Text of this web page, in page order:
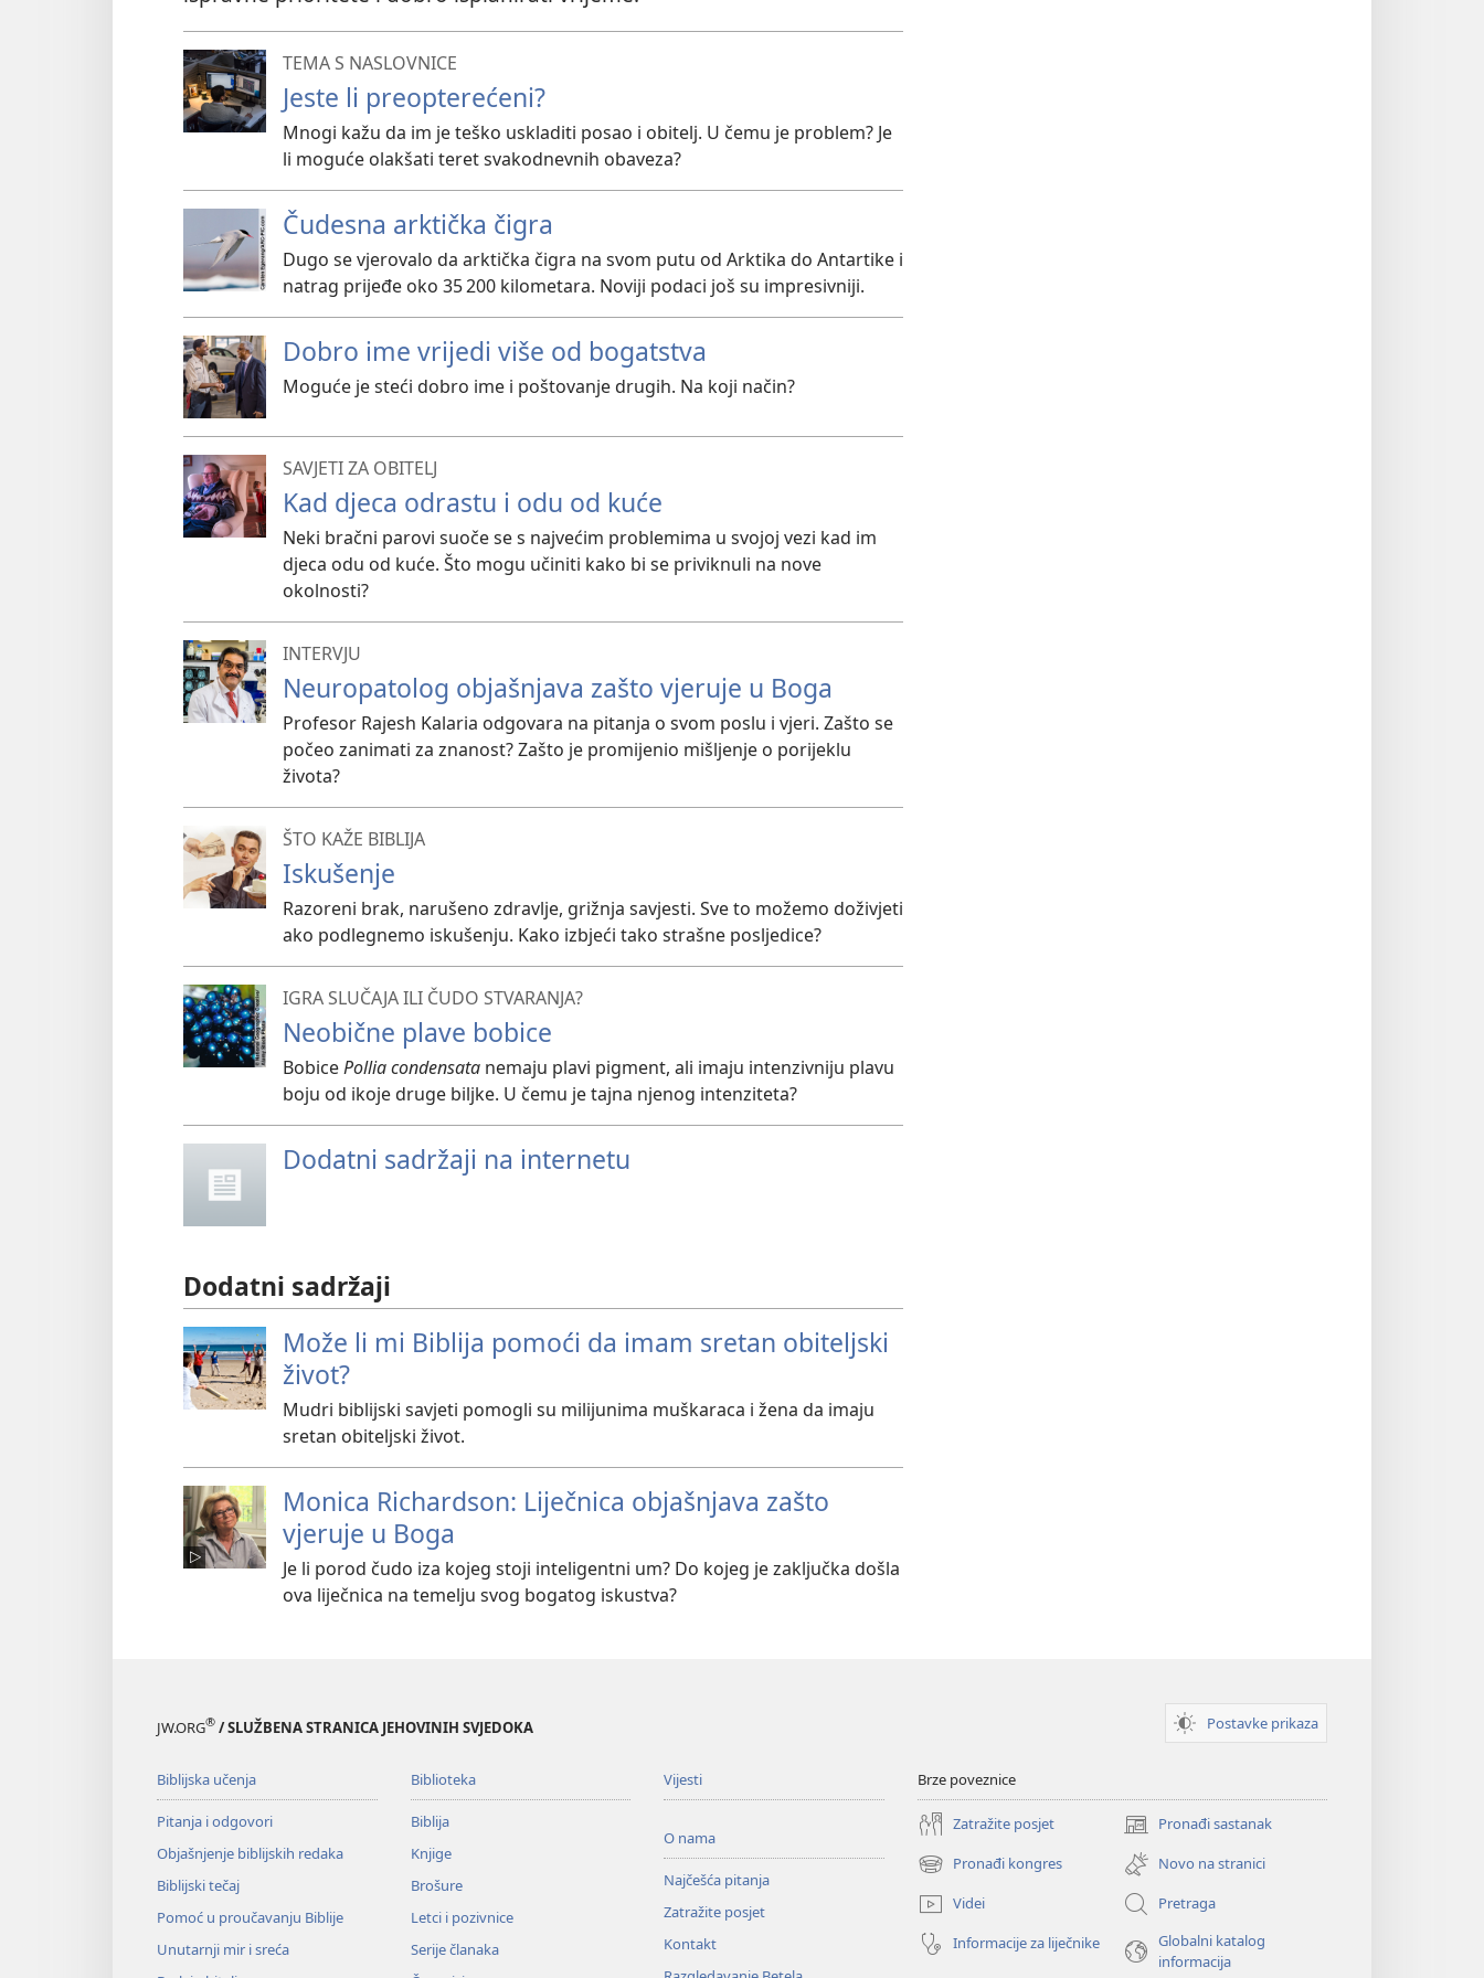
TEMA S NASLOVNICE
Jeste li preopterećeni?
Mnogi kažu da im je teško uskladiti posao i obitelj. U čemu je problem? Je
li moguće olakšati teret svakodnevnih obaveza?
Čudesna arktička čigra
Dugo se vjerovalo da arktička čigra na svom putu od Arktika do Antartike i
natrag prijeđe oko 35 200 kilometara. Noviji podaci još su impresivniji.
Dobro ime vrijedi više od bogatstva
Moguće je steći dobro ime i poštovanje drugih. Na koji način?
SAVJETI ZA OBITELJ
Kad djeca odrastu i odu od kuće
Neki bračni parovi suoče se s najvećim problemima u svojoj vezi kad im
djeca odu od kuće. Što mogu učiniti kako bi se priviknuli na nove
okolnosti?
INTERVJU
Neuropatolog objašnjava zašto vjeruje u Boga
Profesor Rajesh Kalaria odgovara na pitanja o svom poslu i vjeri. Zašto se
počeo zanimati za znanost? Zašto je promijenio mišljenje o porijeklu
života?
ŠTO KAŽE BIBLIJA
Iskušenje
Razoreni brak, narušeno zdravlje, grižnja savjesti. Sve to možemo doživjeti
ako podlegnemo iskušenju. Kako izbjeći tako strašne posljedice?
IGRA SLUČAJA ILI ČUDO STVARANJA?
Neobične plave bobice
BobicePollia condensata nemaju plavi pigment, ali imaju intenzivniju plavu
boju od ikoje druge biljke. U čemu je tajna njenog intenziteta?
Dodatni sadržaji na internetu
Dodatni sadržaji
Može li mi Biblija pomoći da imam sretan obiteljski
život?
Mudri biblijski savjeti pomogli su milijunima muškaraca i žena da imaju
sretan obiteljski život.
Monica Richardson: Liječnica objašnjava zašto
vjeruje u Boga
Je li porod čudo iza kojeg stoji inteligentni um? Do kojeg je zaključka došla
ova liječnica na temelju svog bogatog iskustva?
JW.ORG® / SLUŽBENA STRANICA JEHOVINIH SVJEDOKA Postavke prikaza
Biblijska učenja
Pitanja i odgovori
Objašnjenje biblijskih redaka
Biblijski tečaj
Pomoć u proučavanju Biblije
Unutarnji mir i sreća
Biblioteka
Biblija
Knjige
Brošure
Letci i pozivnice
Serije članaka
Vijesti
O nama
Najčešća pitanja
Zatražite posjet
Kontakt
Brze poveznice
Zatražite posjet Pronađi sastanak
(otvara
se
novi
prozor)
Pronađi kongres
(otvara
se
novi
prozor)
Novo na stranici
Videi
Pretraga
Informacije za liječnike
Globalni katalog
informacija